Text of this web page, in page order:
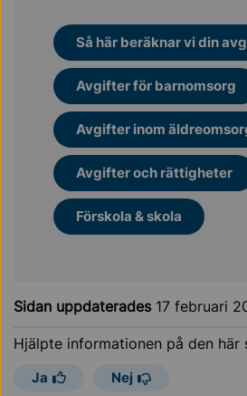
Så här beräknar vi din
Avgifter för barnomsorg
Avgifter inom
Avgifter och rättigheter
Förskola & skola
Sidan uppdaterades 17 februari
Hjälpte informationen på den här
Ja Nej